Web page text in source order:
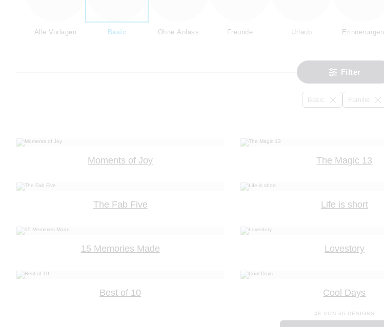
Alle Vorlagen Basic Ohne Anlass Freunde Urlaub Erinnerungen
Filter
Basic Familie
Moments of Joy The Magic 13
The Fab Five Life is short
15 Memories Made Lovestory
Best of 10 Cool Days
48 VON 66 DESIGNS